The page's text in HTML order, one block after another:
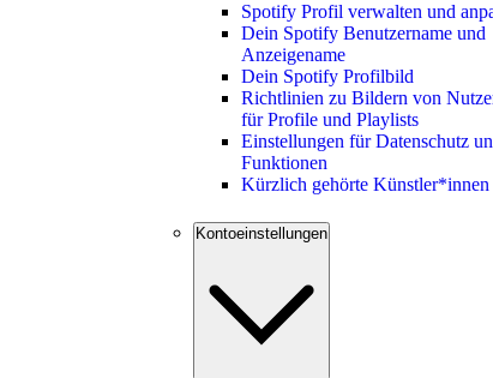
Spotify Profil verwalten und
Dein Spotify Benutzername und
Anzeigename
Dein Spotify Profilbild
Richtlinien zu Bildern von
für Profile und Playlists
Einstellungen für Datenschutz
Funktionen
Kürzlich gehörte Künstler*innen
Kontoeinstellungen